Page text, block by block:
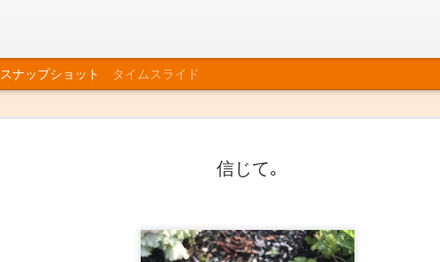
信じて｡
スナップショット タイムスライド